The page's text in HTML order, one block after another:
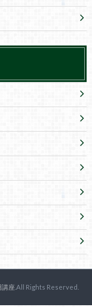
講座 .All Rights Reserved.